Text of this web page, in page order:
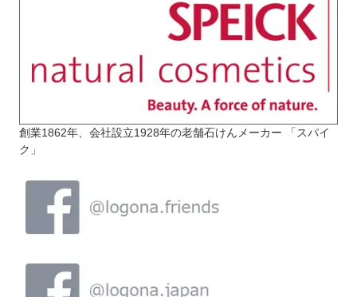
創業1862年、会社設立1928年の老舗石けんメーカー 「スパイ
ク」